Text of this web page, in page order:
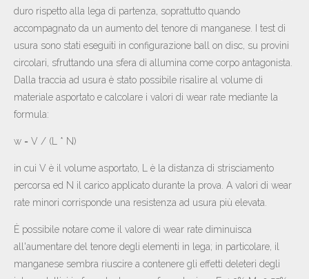
duro rispetto alla lega di partenza, soprattutto quando
accompagnato da un aumento del tenore di manganese. I test di
usura sono stati eseguiti in configurazione ball on disc, su provini
circolari, sfruttando una sfera di allumina come corpo antagonista.
Dalla traccia ad usura è stato possibile risalire al volume di
materiale asportato e calcolare i valori di wear rate mediante la
formula:
w = V / (L * N)
in cui V è il volume asportato, L è la distanza di strisciamento
percorsa ed N il carico applicato durante la prova. A valori di wear
rate minori corrisponde una resistenza ad usura più elevata.
È possibile notare come il valore di wear rate diminuisca
all'aumentare del tenore degli elementi in lega; in particolare, il
manganese sembra riuscire a contenere gli effetti deleteri degli